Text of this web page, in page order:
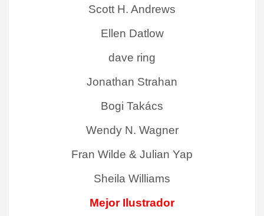
Scott H. Andrews
Ellen Datlow
dave ring
Jonathan Strahan
Bogi Takács
Wendy N. Wagner
Fran Wilde & Julian Yap
Sheila Williams
Mejor Ilustrador